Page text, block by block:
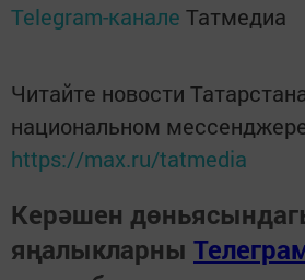
Telegram-канале Татмедиа
Читайте новости
национальном
https://max.ru/tatmedia
Керәшен
яңалыкларны